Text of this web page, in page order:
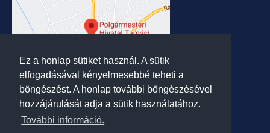
Ez a honlap sütiket használ. A sütik
elfogadásával kényelmesebbé teheti a
böngészést. A honlap további böngészésével
hozzájárulását adja a sütik használatához.
További információ.